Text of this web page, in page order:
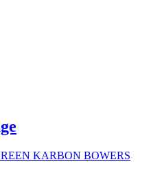
KARBON BOWERS